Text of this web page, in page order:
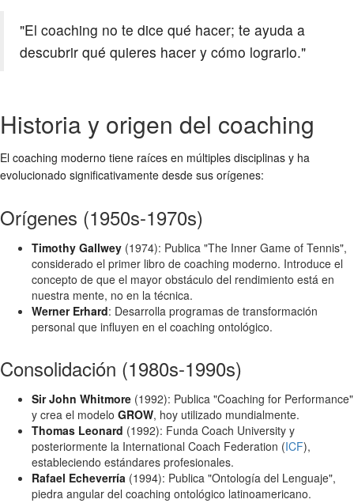
"El coaching no te dice qué hacer; te ayuda a
descubrir qué quieres hacer y cómo lograrlo."
Historia y origen del coaching
El coaching moderno tiene raíces en múltiples disciplinas y ha
evolucionado significativamente desde sus orígenes:
Orígenes (1950s-1970s)
Timothy Gallwey (1974): Publica "The Inner Game of Tennis",
considerado el primer libro de coaching moderno. Introduce el
concepto de que el mayor obstáculo del rendimiento está en
nuestra mente, no en la técnica.
Werner Erhard: Desarrolla programas de transformación
personal que influyen en el coaching ontológico.
Consolidación (1980s-1990s)
Sir John Whitmore (1992): Publica "Coaching for Performance"
y crea el modelo GROW, hoy utilizado mundialmente.
Thomas Leonard (1992): Funda Coach University y
posteriormente la International Coach Federation (ICF),
estableciendo estándares profesionales.
Rafael Echeverría (1994): Publica "Ontología del Lenguaje",
piedra angular del coaching ontológico latinoamericano.